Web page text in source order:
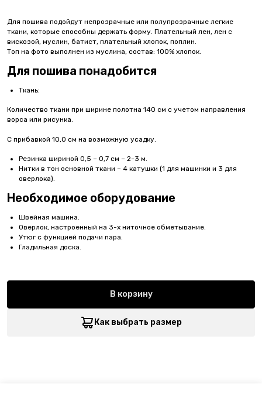
Для пошива подойдут непрозрачные или полупрозрачные легкие
ткани, которые способны держать форму. Плательный лен, лен с
вискозой, муслин, батист, плательный хлопок, поплин.
Топ на фото выполнен из муслина, состав: 100% хлопок.
Для пошива понадобится
Ткань:
Количество ткани при ширине полотна 140 см с учетом направления
ворса или рисунка.
С прибавкой 10,0 см на возможную усадку.
Резинка шириной 0,5 – 0,7 см – 2-3 м.
Нитки в тон основной ткани – 4 катушки (1 для машинки и 3 для
оверлока).
Необходимое оборудование
Швейная машина.
Оверлок, настроенный на 3-х ниточное обметывание.
Утюг с функцией подачи пара.
Гладильная доска.
В корзину
Как выбрать размер